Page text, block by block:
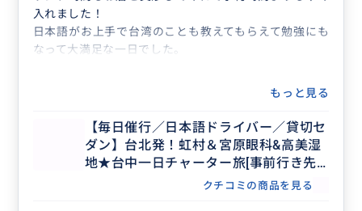
入れました！
日本語がお上手で台湾のことも教えてもらえて勉強にも
なって大満足な一日でした。
もっと見る
【毎日催行／日本語ドライバー／貸切セ
ダン】台北発！虹村＆宮原眼科&高美湿
地★台中一日チャーター旅[事前行き先
アレンジ可]11時間（4名まで同額）
クチコミの商品を見る